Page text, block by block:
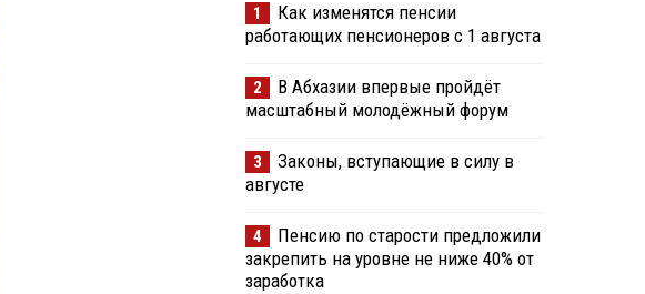
1
Как изменятся пенсии
работающих пенсионеров с 1 августа
2
В Абхазии впервые пройдёт
масштабный молодёжный форум
3
Законы, вступающие в силу в
августе
4
Пенсию по старости предложили
закрепить на уровне не ниже 40% от
заработка